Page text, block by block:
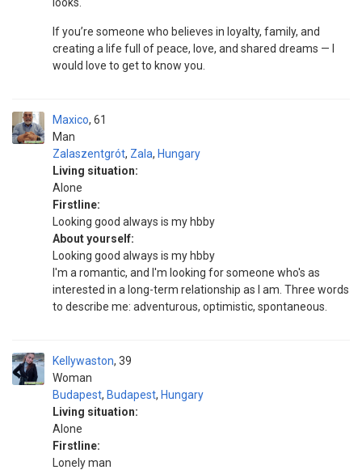
If you’re someone who believes in loyalty, family, and
creating a life full of peace, love, and shared dreams — I
would love to get to know you.
Maxico
Man
61
Zalaszentgrót, Zala, Hungary
Living situation:
Alone
Firstline:
Looking good always is my hbby
About yourself:
Looking good always is my hbby
I'm a romantic, and I'm looking for someone who's as
interested in a long-term relationship as I am. Three words
to describe me: adventurous, optimistic, spontaneous.
Kellywaston
Woman
39
Budapest, Budapest, Hungary
Living situation:
Alone
Firstline:
Lonely man